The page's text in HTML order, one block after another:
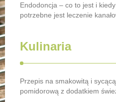
Endodoncja – co to jest i kiedy
potrzebne jest leczenie
Kulinaria
Przepis na smakowitą i
pomidorową z dodatkiem